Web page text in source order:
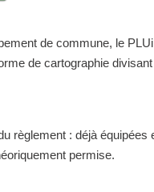
de commune, le
de cartographie
règlement : déjà
permise.